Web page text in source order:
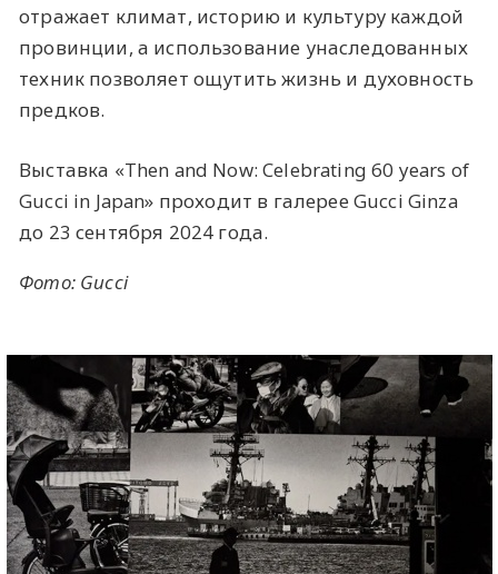
отражает климат, историю и культуру каждой
провинции, а использование унаследованных
техник позволяет ощутить жизнь и духовность
предков.
Выставка «Then and Now: Celebrating 60 years of
Gucci in Japan» проходит в галерее Gucci Ginza
до 23 сентября 2024 года.
Фото: Gucci